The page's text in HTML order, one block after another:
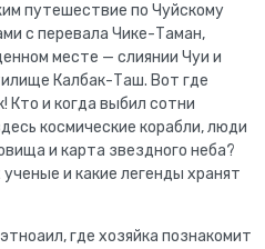
путешествие по Чуйскому
с перевала Чике-Таман,
месте — слиянии Чуи и
Калбак-Таш. Вот где
Кто и когда выбил сотни
космические корабли, люди
и карта звездного неба?
и какие легенды хранят
где хозяйка познакомит